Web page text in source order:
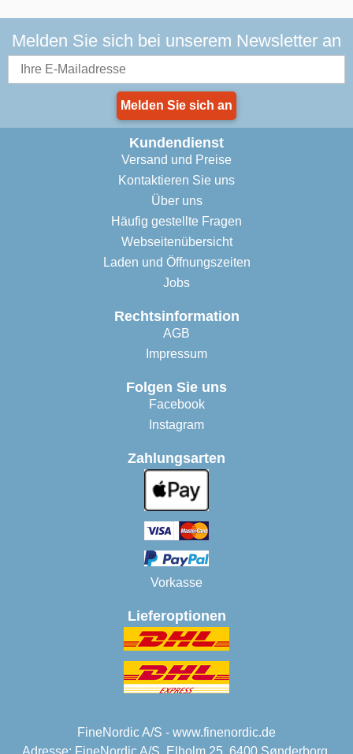
Melden Sie sich bei unserem Newsletter an
Melden Sie sich an
Kundendienst
Versand und Preise
Kontaktieren Sie uns
Über uns
Häufig gestellte Fragen
Webseitenübersicht
Laden und Öffnungszeiten
Jobs
Rechtsinformation
AGB
Impressum
Folgen Sie uns
Facebook
Instagram
Zahlungsarten
Vorkasse
Lieferoptionen
FineNordic A/S - www.finenordic.de
Adresse: FineNordic A/S, Elholm 25, 6400 Sønderborg,